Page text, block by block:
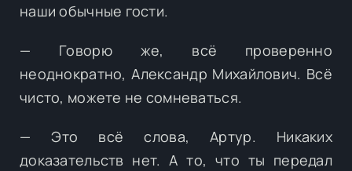
наши обычные гости.
— Говорю же, всё проверенно
неоднократно, Александр Михайлович. Всё
чисто, можете не сомневаться.
— Это всё слова, Артур. Никаких
доказательств нет. А то, что ты передал